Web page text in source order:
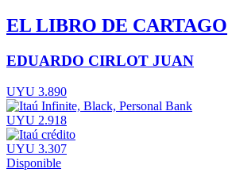
EL LIBRO DE CARTAGO
EDUARDO CIRLOT JUAN
UYU 3.890
UYU 2.918
UYU 3.307
Disponible